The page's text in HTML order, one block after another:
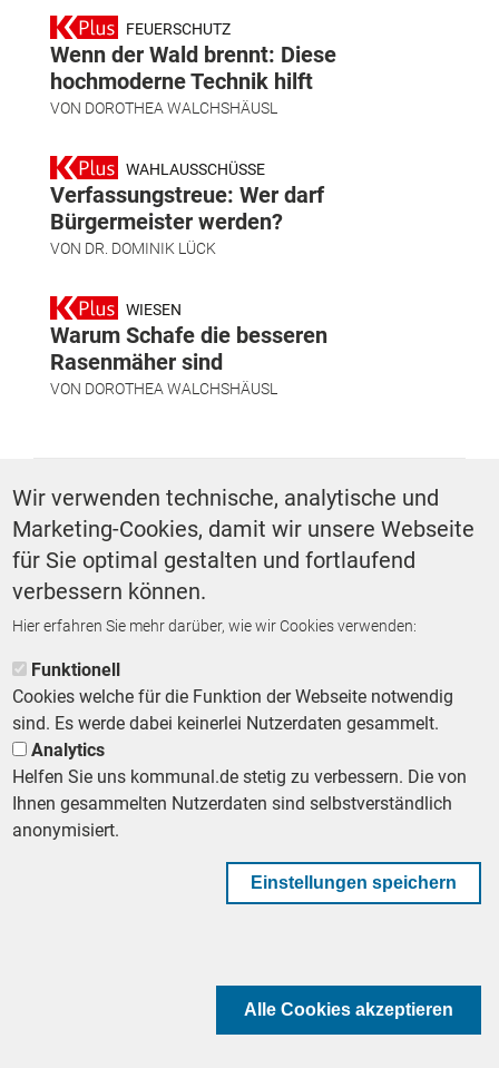
FEUERSCHUTZ
Wenn der Wald brennt: Diese
hochmoderne Technik hilft
VON DOROTHEA WALCHSHÄUSL
WAHLAUSSCHÜSSE
Verfassungstreue: Wer darf
Bürgermeister werden?
VON DR. DOMINIK LÜCK
WIESEN
Warum Schafe die besseren
Rasenmäher sind
VON DOROTHEA WALCHSHÄUSL
Mobilität
ZURÜCK ZUR STARTSEITE
Footer First Navigation
MESSE KOMMUNAL LESERSERVICE AGB DATENSCHUTZ
IMPRESSUM
KOMMUNALBESCHAFFUNG
Footer Second Navigation
Wir verwenden technische, analytische und
Marketing-Cookies, damit wir unsere Webseite
für Sie optimal gestalten und fortlaufend
verbessern können.
Hier erfahren Sie mehr darüber, wie wir Cookies verwenden:
Funktionell
Cookies welche für die Funktion der Webseite notwendig
sind. Es werde dabei keinerlei Nutzerdaten gesammelt.
Analytics
Helfen Sie uns kommunal.de stetig zu verbessern. Die von
Ihnen gesammelten Nutzerdaten sind selbstverständlich
anonymisiert.
Einstellungen speichern
Alle Cookies akzeptieren